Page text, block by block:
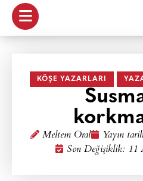
KÖŞE YAZARLARI
Meltem Oral Yayın
Son Değişiklik: 11